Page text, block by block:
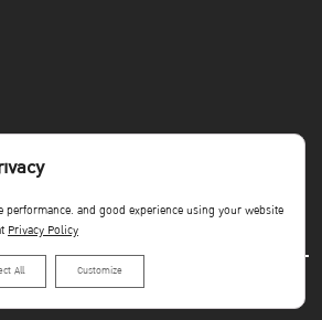
of Economics KU
performance. and good experience using your website
Privacy Policy
All Customize